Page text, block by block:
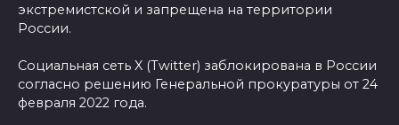
экстремистской и запрещена на территории
России.
Социальная сеть X (Twitter) заблокирована в России
согласно решению Генеральной прокуратуры от 24
февраля 2022 года.